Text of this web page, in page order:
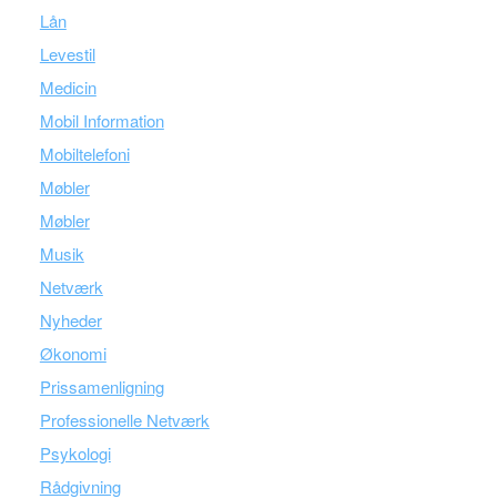
Lån
Levestil
Medicin
Mobil Information
Mobiltelefoni
Møbler
Møbler
Musik
Netværk
Nyheder
Økonomi
Prissamenligning
Professionelle Netværk
Psykologi
Rådgivning